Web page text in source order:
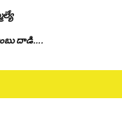
దాడి….